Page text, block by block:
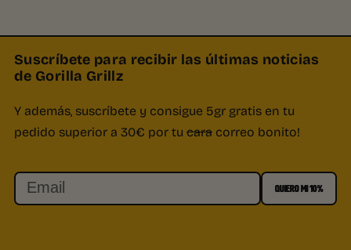
Suscríbete para recibir las últimas noticias
de Gorilla Grillz
Y además, suscríbete y consigue 5gr gratis en tu
pedido superior a 30€ por tu cara correo bonito!
Email QUIERO MI 10%